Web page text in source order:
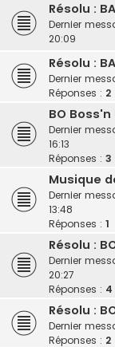
Résolu :
Dernier
20:09
Résolu :
Dernier
Réponses : 2
BO Boss'n
Dernier
16:13
Réponses : 3
Musique
Dernier
13:48
Réponses : 1
Résolu :
Dernier
20:27
Réponses : 4
Résolu :
Dernier
Réponses : 2